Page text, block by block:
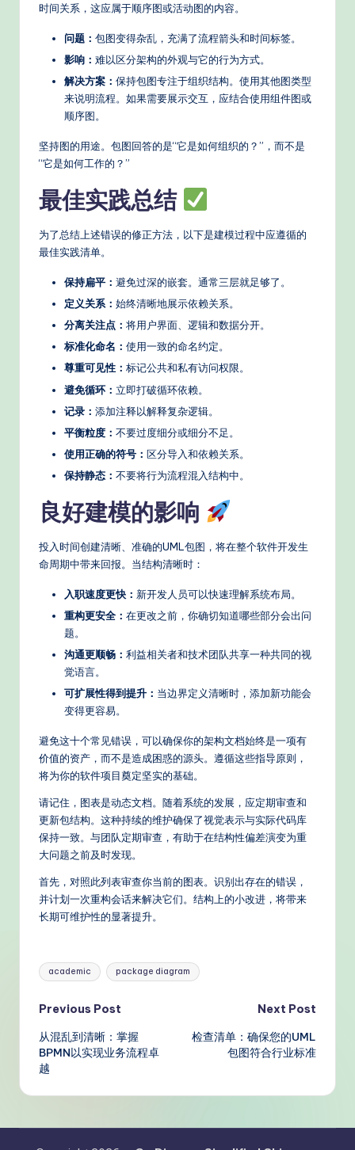
时间关系，这应属于顺序图或活动图的内容。
问题： 包图变得杂乱，充满了流程箭头和时间标签。
影响： 难以区分架构的外观与它的行为方式。
解决方案： 保持包图专注于组织结构。使用其他图类型
来说明流程。如果需要展示交互，应结合使用组件图或
顺序图。
坚持图的用途。包图回答的是“它是如何组织的？”，而不是
“它是如何工作的？”
最佳实践总结
为了总结上述错误的修正方法，以下是建模过程中应遵循的
最佳实践清单。
保持扁平： 避免过深的嵌套。通常三层就足够了。
定义关系： 始终清晰地展示依赖关系。
分离关注点： 将用户界面、逻辑和数据分开。
标准化命名： 使用一致的命名约定。
尊重可见性： 标记公共和私有访问权限。
避免循环： 立即打破循环依赖。
记录： 添加注释以解释复杂逻辑。
平衡粒度： 不要过度细分或细分不足。
使用正确的符号： 区分导入和依赖关系。
保持静态： 不要将行为流程混入结构中。
良好建模的影响
投入时间创建清晰、准确的UML包图，将在整个软件开发生
命周期中带来回报。当结构清晰时：
入职速度更快： 新开发人员可以快速理解系统布局。
重构更安全： 在更改之前，你确切知道哪些部分会出问
题。
沟通更顺畅： 利益相关者和技术团队共享一种共同的视
觉语言。
可扩展性得到提升： 当边界定义清晰时，添加新功能会
变得更容易。
避免这十个常见错误，可以确保你的架构文档始终是一项有
价值的资产，而不是造成困惑的源头。遵循这些指导原则，
将为你的软件项目奠定坚实的基础。
请记住，图表是动态文档。随着系统的发展，应定期审查和
更新包结构。这种持续的维护确保了视觉表示与实际代码库
保持一致。与团队定期审查，有助于在结构性偏差演变为重
大问题之前及时发现。
首先，对照此列表审查你当前的图表。识别出存在的错误，
并计划一次重构会话来解决它们。结构上的小改进，将带来
长期可维护性的显著提升。
Tags:
academic package diagram
Post
navigation
Previous Post
从混乱到清晰：掌握
BPMN以实现业务流程卓
越
Next Post
检查清单：确保您的UML
包图符合行业标准